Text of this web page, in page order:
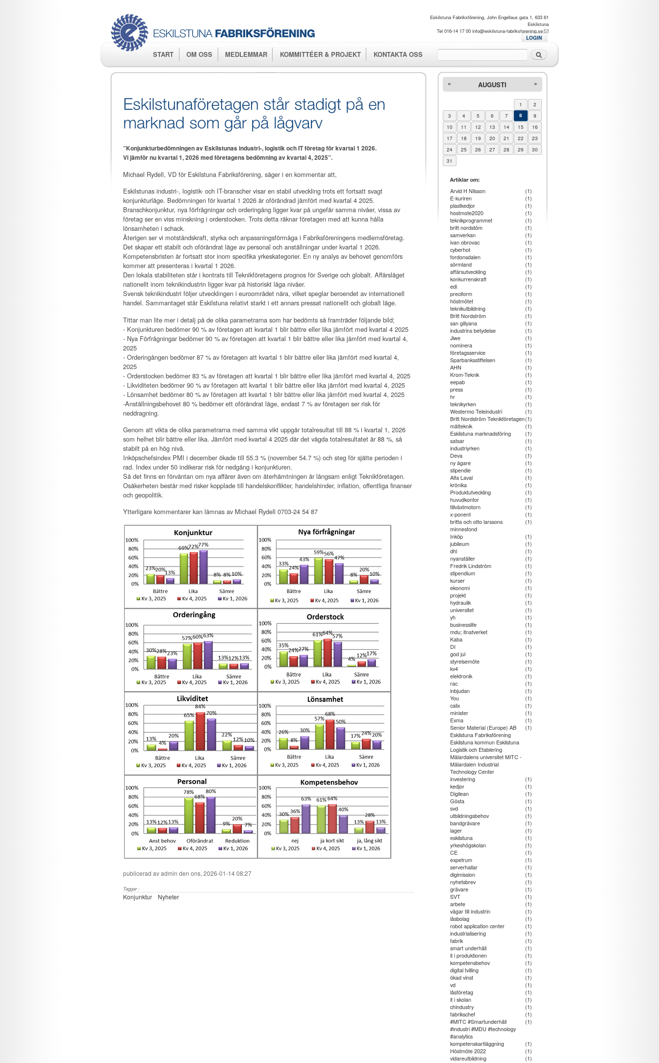
Eskilstuna Fabriksförening, John Engellaus gata 1, 633 61
Eskilstuna
Tel 016-14 17 00 info@eskilstuna-fabriksforening.se
Sök
LOGIN
START OM OSS MEDLEMMAR KOMMITTÉER & PROJEKT KONTAKTA OSS
”Konjunkturbedömningen av Eskilstunas industri-, logistik och IT företag för kvartal 1 2026.
Vi jämför nu kvartal 1, 2026 med företagens bedömning av kvartal 4, 2025”.
Michael Rydell, VD för Eskilstuna Fabriksförening, säger i en kommentar att,
Eskilstunas industri-, logistik- och IT-branscher visar en stabil utveckling trots ett fortsatt svagt
konjunkturläge. Bedömningen för kvartal 1 2026 är oförändrad jämfört med kvartal 4 2025.
Branschkonjunktur, nya förfrågningar och orderingång ligger kvar på ungefär samma nivåer, vissa av
företag ser en viss minskning i orderstocken. Trots detta räknar företagen med att kunna hålla
lönsamheten i schack.
Återigen ser vi motståndskraft, styrka och anpassningsförmåga i Fabriksföreningens medlemsföretag.
Det skapar ett stabilt och oförändrat läge av personal och anställningar under kvartal 1 2026.
Kompetensbristen är fortsatt stor inom specifika yrkeskategorier. En ny analys av behovet genomförs
kommer att presenteras i kvartal 1 2026.
Den lokala stabiliteten står i kontrats till Teknikföretagens prognos för Sverige och globalt. Affärsläget
nationellt inom teknikindustrin ligger kvar på historiskt låga nivåer.
Svensk teknikindustri följer utvecklingen i euroområdet nära, vilket speglar beroendet av internationell
handel. Sammantaget står Eskilstuna relativt starkt i ett annars pressat nationellt och globalt läge.
Tittar man lite mer i detalj på de olika parametrarna som har bedömts så framträder följande bild;
- Konjunkturen bedömer 90 % av företagen att kvartal 1 blir bättre eller lika jämfört med kvartal 4 2025
- Nya Förfrågningar bedömer 90 % av företagen att kvartal 1 blir bättre eller lika jämfört med kvartal 4,
2025
- Orderingången bedömer 87 % av företagen att kvartal 1 blir bättre eller lika jämfört med kvartal 4,
2025
- Orderstocken bedömer 83 % av företagen att kvartal 1 blir bättre eller lika jämfört med kvartal 4, 2025
- Likviditeten bedömer 90 % av företagen att kvartal 1 blir bättre eller lika jämfört med kvartal 4, 2025
- Lönsamhet bedömer 80 % av företagen att kvartal 1 blir bättre eller lika jämfört med kvartal 4, 2025
-Anställningsbehovet 80 % bedömer ett oförändrat läge, endast 7 % av företagen ser risk för
neddragning.
Genom att vikta de olika parametrarna med samma vikt uppgår totalresultat till 88 % i kvartal 1, 2026
som helhet blir bättre eller lika. Jämfört med kvartal 4 2025 där det vägda totalresultatet är 88 %, så
stabilt på en hög nivå.
Inköpschefsindex PMI i december ökade till 55.3 % (november 54.7 %) och steg för sjätte perioden i
rad. Index under 50 indikerar risk för nedgång i konjunkturen.
Så det finns en förväntan om nya affärer även om återhämtningen är långsam enligt Teknikföretagen.
Osäkerheten består med risker kopplade till handelskonflikter, handelshinder, inflation, offentliga finanser
och geopolitik.
Ytterligare kommentarer kan lämnas av Michael Rydell 0703-24 54 87
publicerad avadmin den ons, 2026-01-14 08:27
Taggar :
Konjunktur Nyheter
AUGUSTI
« »
1
2
3
4 5 6 7 8
9
10
11 12 13 14 15
16
17
18 19 20 21 22
23
24
25 26 27 28 29
30
31
Arvid H Nilsson
(1)
E-kuriren
(1)
plastkedjor
(1)
hostmote2020
(1)
teknikprogrammet
(1)
britt nordstöm
(1)
samverkan
(1)
ivan obrovac
(1)
cyberhot
(1)
fordonsdalen
(1)
sörmland
(1)
affärsutveckling
(1)
konkurrenskraft
(1)
edi
(1)
preciform
(1)
höstmötet
(1)
teknikutbildning
(1)
Britt Nordström
(1)
san giliyana
(1)
industrins betydelse
(1)
Jiwe
(1)
nominera
(1)
företagsservice
(1)
Sparbanksstiftelsen
(1)
AHN
(1)
Krom-Teknik
(1)
eepab
(1)
press
(1)
hr
(1)
teknikyrken
(1)
Westermo Teleindustri
(1)
Britt Nordström Teknikföretagen(1)
mätteknik
(1)
Eskilstuna marknadsföring
(1)
satsar
(1)
industriyrken
(1)
Deva
(1)
ny ägare
(1)
stipendie
(1)
Alfa Laval
(1)
krönika
(1)
Produktutveckling
(1)
huvudkontor
(1)
tillväxtmotorn
(1)
x-ponent
(1)
britta och otto larssons
minnesfond
(1)
Inköp
(1)
jubileum
(1)
dhl
(1)
nyanställer
(1)
Fredrik Lindström
(1)
stipendium
(1)
kurser
(1)
ekonomi
(1)
projekt
(1)
hydraulik
(1)
universitet
(1)
yh
(1)
businesslife
(1)
mdu; itnatverket
(1)
Kaba
(1)
DI
(1)
god jul
(1)
styrelsemöte
(1)
kv4
(1)
elektronik
(1)
rac
(1)
inbjudan
(1)
You
(1)
calix
(1)
minister
(1)
Exma
(1)
Senior Material (Europe) AB
Eskilstuna Fabriksförening
Eskilstuna kommun Eskilstuna
Logistik och Etablering
Mälardalens universitet MITC -
Mälardalen Industrial
Technology Center
(1)
investering
(1)
kedjor
(1)
Digilean
(1)
Gösta
(1)
svd
(1)
utbildningsbehov
(1)
bandgrävare
(1)
lager
(1)
eskilstuna
(1)
yrkeshögskolan
(1)
CE
(1)
expetrum
(1)
serverhallar
(1)
digimission
(1)
nyhetsbrev
(1)
grävare
(1)
SVT
(1)
arbete
(1)
vägar till industrin
(1)
låsbolag
(1)
robot application center
(1)
industrialisering
(1)
fabrik
(1)
smart underhåll
(1)
it i produktionen
(1)
kompetensbehov
(1)
digital tvilling
(1)
ökad vinst
(1)
vd
(1)
låsföretag
(1)
it i skolan
(1)
chindustry
(1)
fabrikschef
(1)
#MITC #Smartunderhåll
#industri #MDU #technology
#analytics
(1)
kompetenskartläggning
(1)
Höstmöte 2022
(1)
vidareutbildning
(1)